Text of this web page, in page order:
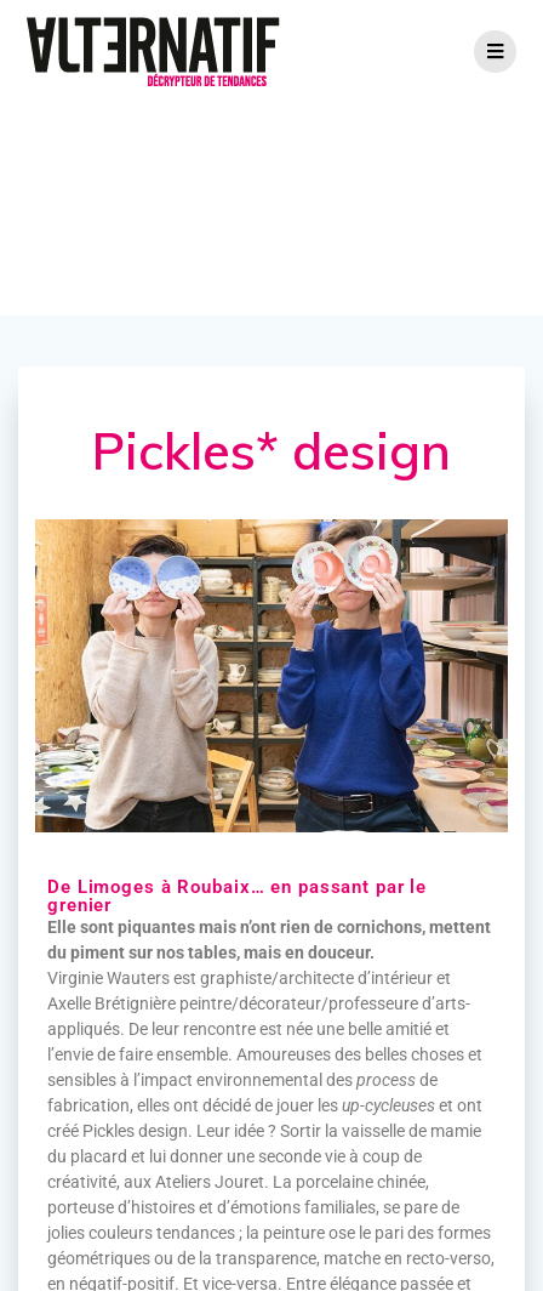
Pickles* design
De Limoges à Roubaix… en passant par le
grenier
Elle sont piquantes mais n’ont rien de cornichons, mettent
du piment sur nos tables, mais en douceur.
Virginie Wauters est graphiste/architecte d’intérieur et
Axelle Brétignière peintre/décorateur/professeure d’arts-
appliqués. De leur rencontre est née une belle amitié et
l’envie de faire ensemble. Amoureuses des belles choses et
sensibles à l’impact environnemental desprocessde
fabrication, elles ont décidé de jouer lesup-cycleuseset ont
créé Pickles design. Leur idée ? Sortir la vaisselle de mamie
du placard et lui donner une seconde vie à coup de
créativité, aux Ateliers Jouret. La porcelaine chinée,
porteuse d’histoires et d’émotions familiales, se pare de
jolies couleurs tendances ; la peinture ose le pari des formes
géométriques ou de la transparence, matche en recto-verso,
en négatif-positif. Et vice-versa. Entre élégance passée et